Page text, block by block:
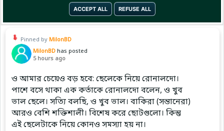
ACCEPT ALL REFUSE ALL
Pinned by MilonBD
MilonBD has posted
5 hours ago
ও আমার চেয়েও বড় হবে: ছেলেকে নিয়ে রোনালদো।
পাশে বসে থাকা এক কর্তাকে রোনালদো বলেন, ও খুব
ভাল ছেলে। সত্যি বলছি, ও খুব ভাল। বাকিরা (সন্তানেরা)
আরও বেশি শক্তিশালী। বিশেষ করে ছোটগুলো। কিন্তু
এই ছেলেটাকে নিয়ে কোনও সমস্যা হয় না।